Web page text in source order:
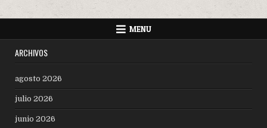
MENU
ARCHIVOS
agosto 2026
julio 2026
junio 2026